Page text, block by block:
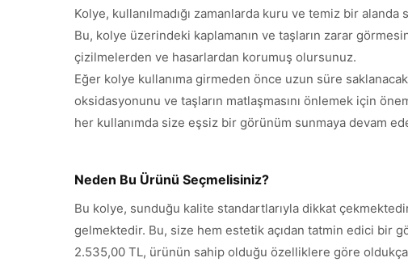
Kolye, kullanılmadığı zamanlarda kuru ve temiz bir
Bu, kolye üzerindeki kaplamanın ve taşların zarar
çizilmelerden ve hasarlardan korumuş olursunuz.
Eğer kolye kullanıma girmeden önce uzun süre
oksidasyonunu ve taşların matlaşmasını önlemek için
her kullanımda size eşsiz bir görünüm sunmaya devam
Neden Bu Ürünü Seçmelisiniz?
Bu kolye, sunduğu kalite standartlarıyla dikkat
gelmektedir. Bu, size hem estetik açıdan tatmin edici bir
2.535,00 TL, ürünün sahip olduğu özelliklere göre